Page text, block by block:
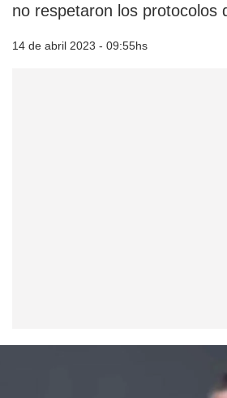
no respetaron los protocolos
14 de abril 2023 - 09:55hs